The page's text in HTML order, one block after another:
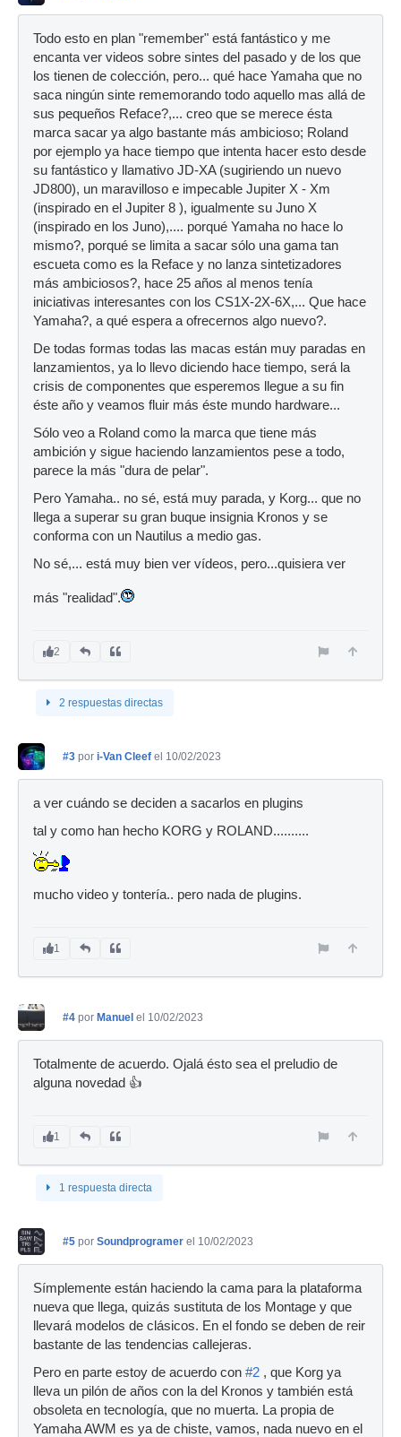
Todo esto en plan "remember" está fantástico y me
encanta ver videos sobre sintes del pasado y de los que
los tienen de colección, pero... qué hace Yamaha que no
saca ningún sinte rememorando todo aquello mas allá de
sus pequeños Reface?,... creo que se merece ésta
marca sacar ya algo bastante más ambicioso; Roland
por ejemplo ya hace tiempo que intenta hacer esto desde
su fantástico y llamativo JD-XA (sugiriendo un nuevo
JD800), un maravilloso e impecable Jupiter X - Xm
(inspirado en el Jupiter 8 ), igualmente su Juno X
(inspirado en los Juno),.... porqué Yamaha no hace lo
mismo?, porqué se limita a sacar sólo una gama tan
escueta como es la Reface y no lanza sintetizadores
más ambiciosos?, hace 25 años al menos tenía
iniciativas interesantes con los CS1X-2X-6X,... Que hace
Yamaha?, a qué espera a ofrecernos algo nuevo?.
De todas formas todas las macas están muy paradas en
lanzamientos, ya lo llevo diciendo hace tiempo, será la
crisis de componentes que esperemos llegue a su fin
éste año y veamos fluir más éste mundo hardware...
Sólo veo a Roland como la marca que tiene más
ambición y sigue haciendo lanzamientos pese a todo,
parece la más "dura de pelar".
Pero Yamaha.. no sé, está muy parada, y Korg... que no
llega a superar su gran buque insignia Kronos y se
conforma con un Nautilus a medio gas.
No sé,... está muy bien ver vídeos, pero...quisiera ver
más "realidad".
2
2 respuestas directas
#3 por i-Van Cleef el 10/02/2023
a ver cuándo se deciden a sacarlos en plugins
tal y como han hecho KORG y ROLAND..........
mucho video y tontería.. pero nada de plugins.
1
#4 por Manuel el 10/02/2023
Totalmente de acuerdo. Ojalá ésto sea el preludio de
alguna novedad 👍
1
1 respuesta directa
#5 por Soundprogramer el 10/02/2023
Símplemente están haciendo la cama para la plataforma
nueva que llega, quizás sustituta de los Montage y que
llevará modelos de clásicos. En el fondo se deben de reir
bastante de las tendencias callejeras.
Pero en parte estoy de acuerdo con #2 , que Korg ya
lleva un pilón de años con la del Kronos y también está
obsoleta en tecnología, que no muerta. La propia de
Yamaha AWM es ya de chiste, vamos, nada nuevo en el